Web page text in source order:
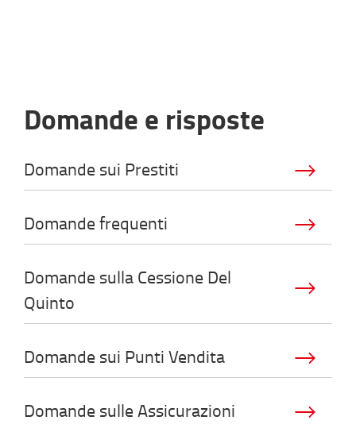
Domande e risposte
Domande sui Prestiti
Domande frequenti
Domande sulla Cessione Del
Quinto
Domande sui Punti Vendita
Domande sulle Assicurazioni